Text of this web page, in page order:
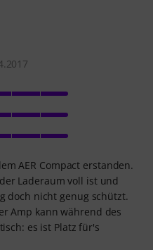
AER Compact erstanden.
Laderaum voll ist und
doch nicht genug schützt.
Amp kann während des
es ist Platz für's